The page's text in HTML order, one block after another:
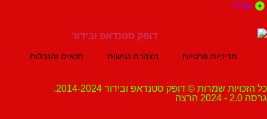
מדיניות פרטיות הצהרת נגישות תנאים והגבלות
שמרות © דופק סטנדאפ ובידור 2014-2024.